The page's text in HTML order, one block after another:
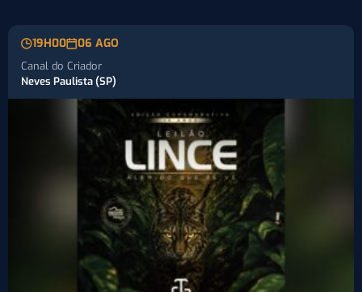
19H00 06 AGO
Canal do Criador
Neves Paulista (SP)